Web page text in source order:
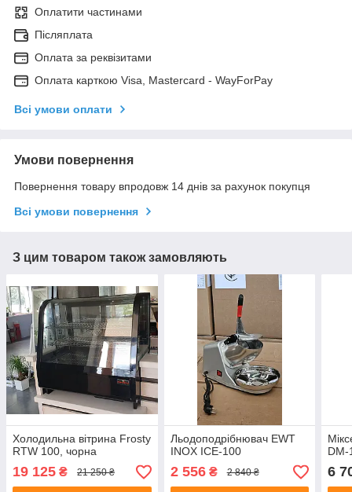
Оплатити частинами
Післяплата
Оплата за реквізитами
Оплата карткою Visa, Mastercard - WayForPay
Всі умови оплати
Умови повернення
Повернення товару впродовж 14 днів за рахунок покупця
Всі умови повернення
З цим товаром також замовляють
Холодильна вітрина Frosty
RTW 100, чорна
19 125 ₴ 21 250 ₴
Льодоподрібнювач EWT
INOX ICE-100
2 556₴ 2 840 ₴ 6